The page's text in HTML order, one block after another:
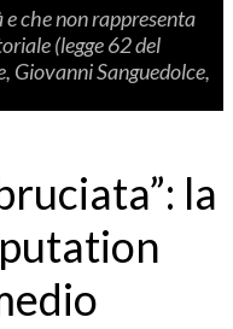
che non rappresenta
(legge 62 del
GiovanniSanguedolce,
la